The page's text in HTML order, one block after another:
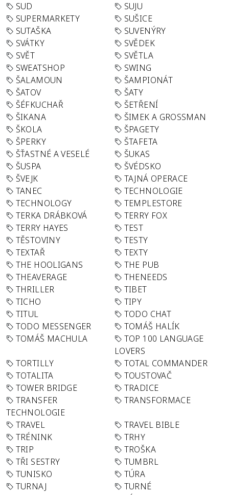
SUD
SUJU
SUPERMARKETY
SUŠICE
SUTAŠKA
SUVENÝRY
SVÁTKY
SVĚDEK
SVĚT
SVĚTLA
SWEATSHOP
SWING
ŠALAMOUN
ŠAMPIONÁT
ŠATOV
ŠATY
ŠÉFKUCHAŘ
ŠETŘENÍ
ŠIKANA
ŠIMEK A GROSSMAN
ŠKOLA
ŠPAGETY
ŠPERKY
ŠTAFETA
ŠŤASTNÉ A VESELÉ
ŠUKAS
ŠUSPA
ŠVÉDSKO
ŠVEJK
TAJNÁ OPERACE
TANEC
TECHNOLOGIE
TECHNOLOGY
TEMPLESTORE
TERKA DRÁBKOVÁ
TERRY FOX
TERRY HAYES
TEST
TĚSTOVINY
TESTY
TEXTAŘ
TEXTY
THE HOOLIGANS
THE PUB
THEAVERAGE
THENEEDS
THRILLER
TIBET
TICHO
TIPY
TITUL
TODO CHAT
TODO MESSENGER
TOMÁŠ HALÍK
TOMÁŠ MACHULA
TOP 100 LANGUAGE
LOVERS
TORTILLY
TOTAL COMMANDER
TOTALITA
TOUSTOVAČ
TOWER BRIDGE
TRADICE
TRANSFER
TECHNOLOGIE
TRANSFORMACE
TRAVEL
TRAVEL BIBLE
TRÉNINK
TRHY
TRIP
TROŠKA
TŘI SESTRY
TUMBRL
TUNISKO
TÚRA
TURNAJ
TURNÉ